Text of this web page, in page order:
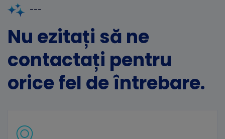
---
Nu ezitați să ne
contactați pentru
orice fel de întrebare.